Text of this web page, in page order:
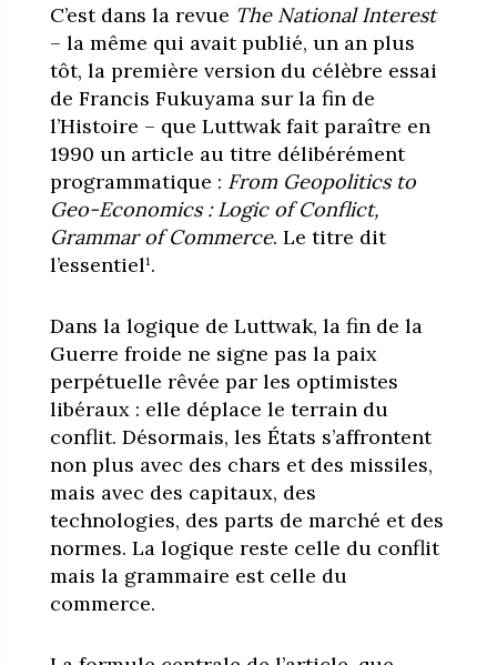
C’est dans la revue The National Interest
– la même qui avait publié, un an plus
tôt, la première version du célèbre essai
de Francis Fukuyama sur la fin de
l’Histoire – que Luttwak fait paraître en
1990 un article au titre délibérément
programmatique : From Geopolitics to
Geo-Economics : Logic of Conflict,
Grammar of Commerce. Le titre dit
l’essentiel¹.
Dans la logique de Luttwak, la fin de la
Guerre froide ne signe pas la paix
perpétuelle rêvée par les optimistes
libéraux : elle déplace le terrain du
conflit. Désormais, les États s’affrontent
non plus avec des chars et des missiles,
mais avec des capitaux, des
technologies, des parts de marché et des
normes. La logique reste celle du conflit
mais la grammaire est celle du
commerce.